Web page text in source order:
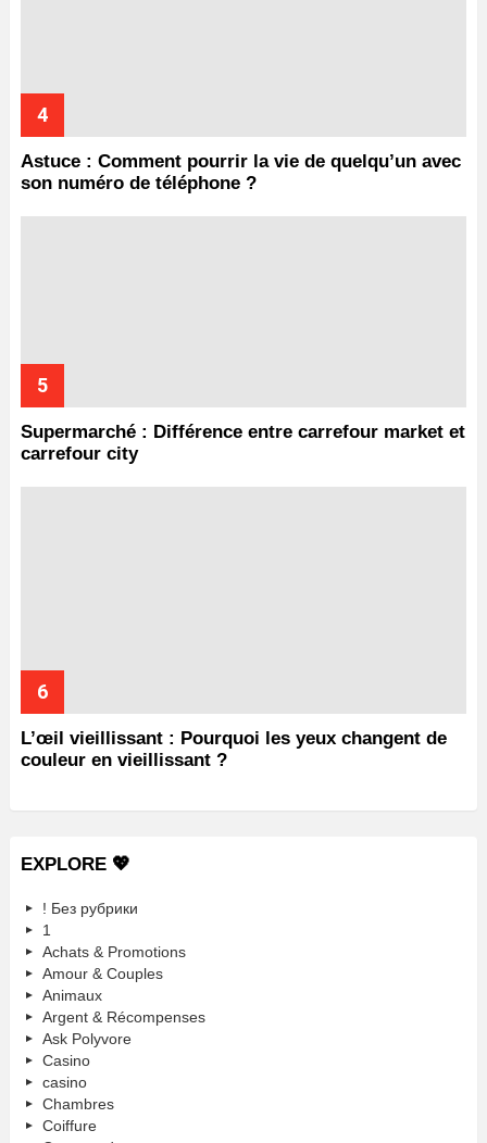
Astuce : Comment pourrir la vie de quelqu’un avec
son numéro de téléphone ?
Supermarché : Différence entre carrefour market et
carrefour city
L’œil vieillissant : Pourquoi les yeux changent de
couleur en vieillissant ?
EXPLORE 💖
! Без рубрики
1
Achats & Promotions
Amour & Couples
Animaux
Argent & Récompenses
Ask Polyvore
Casino
casino
Chambres
Coiffure